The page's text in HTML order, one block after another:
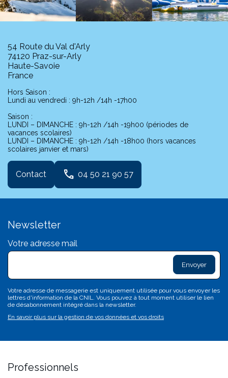
54 Route du Val d'Arly
74120 Praz-sur-Arly
Haute-Savoie
France
Hors Saison :
Lundi au vendredi : 9h-12h /14h -17h00
Saison :
LUNDI – DIMANCHE : 9h-12h /14h -19h00 (périodes de
vacances scolaires)
LUNDI – DIMANCHE : 9h-12h /14h -18h00 (hors vacances
scolaires janvier et mars)
Contact phone 04 50 21 90 57
Newsletter
Votre adresse mail
Votre adresse de messagerie est uniquement utilisée pour vous envoyer les
lettres d'information de la CNIL. Vous pouvez à tout moment utiliser le lien
de désabonnement intégré dans la newsletter.
En savoir plus sur la gestion de vos données et vos droits
Professionnels